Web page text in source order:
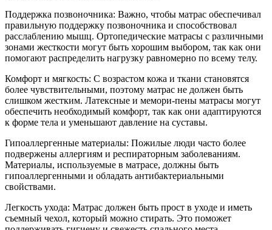
Поддержка позвоночника: Важно, чтобы матрас обеспечивал
правильную поддержку позвоночника и способствовал
расслаблению мышц. Ортопедические матрасы с различными
зонами жесткости могут быть хорошим выбором, так как они
помогают распределить нагрузку равномерно по всему телу.
Комфорт и мягкость: С возрастом кожа и ткани становятся
более чувствительными, поэтому матрас не должен быть
слишком жестким. Латексные и мемори-пены матрасы могут
обеспечить необходимый комфорт, так как они адаптируются
к форме тела и уменьшают давление на суставы.
Гипоаллергенные материалы: Пожилые люди часто более
подвержены аллергиям и респираторным заболеваниям.
Материалы, используемые в матрасе, должны быть
гипоаллергенными и обладать антибактериальными
свойствами.
Легкость ухода: Матрас должен быть прост в уходе и иметь
съемный чехол, который можно стирать. Это поможет